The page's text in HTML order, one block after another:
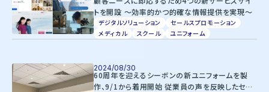
採用情報
お問い合わせ
オンワードパーソナルスタイル
トを開設 ～効率的かつ的確な情報提供を実現～
デジタルソリューション
セールスプロモーション
メディカル
スクール ユニフォーム
2024/08/30
60周年を迎えるシーボンの新ユニフォームを製
作、9/1から着用開始 従業員の声を反映したセパ